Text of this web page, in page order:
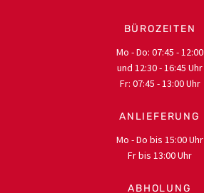
BÜROZEITEN
Mo - Do: 07:45 - 12:00
und 12:30 - 16:45 Uhr
Fr: 07:45 - 13:00 Uhr
ANLIEFERUNG
Mo - Do bis 15:00 Uhr
Fr bis 13:00 Uhr
ABHOLUNG